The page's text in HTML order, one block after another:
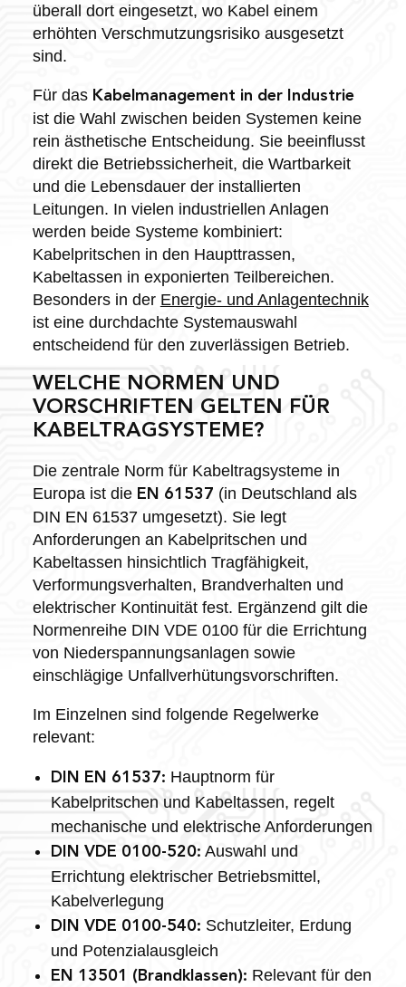
überall dort eingesetzt, wo Kabel einem
erhöhten Verschmutzungsrisiko ausgesetzt
sind.
Für das Kabelmanagement in der Industrie
ist die Wahl zwischen beiden Systemen keine
rein ästhetische Entscheidung. Sie beeinflusst
direkt die Betriebssicherheit, die Wartbarkeit
und die Lebensdauer der installierten
Leitungen. In vielen industriellen Anlagen
werden beide Systeme kombiniert:
Kabelpritschen in den Haupttrassen,
Kabeltassen in exponierten Teilbereichen.
Besonders in der Energie- und Anlagentechnik
ist eine durchdachte Systemauswahl
entscheidend für den zuverlässigen Betrieb.
WELCHE NORMEN UND
VORSCHRIFTEN GELTEN FÜR
KABELTRAGSYSTEME?
Die zentrale Norm für Kabeltragsysteme in
Europa ist die EN 61537 (in Deutschland als
DIN EN 61537 umgesetzt). Sie legt
Anforderungen an Kabelpritschen und
Kabeltassen hinsichtlich Tragfähigkeit,
Verformungsverhalten, Brandverhalten und
elektrischer Kontinuität fest. Ergänzend gilt die
Normenreihe DIN VDE 0100 für die Errichtung
von Niederspannungsanlagen sowie
einschlägige Unfallverhütungsvorschriften.
Im Einzelnen sind folgende Regelwerke
relevant:
DIN EN 61537: Hauptnorm für
Kabelpritschen und Kabeltassen, regelt
mechanische und elektrische Anforderungen
DIN VDE 0100-520: Auswahl und
Errichtung elektrischer Betriebsmittel,
Kabelverlegung
DIN VDE 0100-540: Schutzleiter, Erdung
und Potenzialausgleich
EN 13501 (Brandklassen): Relevant für den